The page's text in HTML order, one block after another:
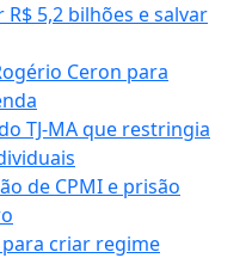
5,2 bilhões e salvar
Ceron para
TJ-MA que restringia
de CPMI e prisão
criar regime